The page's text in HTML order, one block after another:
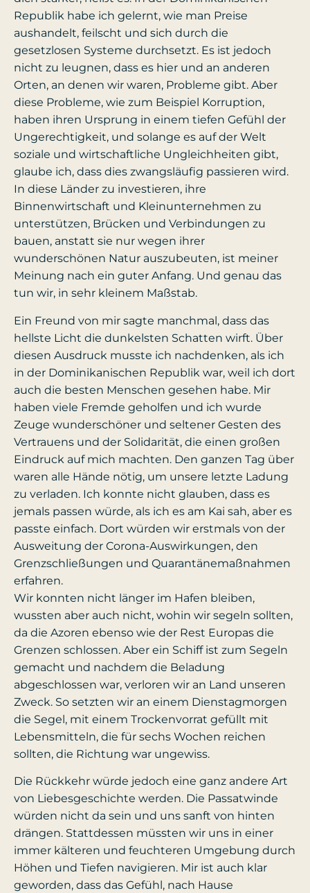
Republik habe ich gelernt, wie man Preise
aushandelt, feilscht und sich durch die
gesetzlosen Systeme durchsetzt. Es ist jedoch
nicht zu leugnen, dass es hier und an anderen
Orten, an denen wir waren, Probleme gibt. Aber
diese Probleme, wie zum Beispiel Korruption,
haben ihren Ursprung in einem tiefen Gefühl der
Ungerechtigkeit, und solange es auf der Welt
soziale und wirtschaftliche Ungleichheiten gibt,
glaube ich, dass dies zwangsläufig passieren wird.
In diese Länder zu investieren, ihre
Binnenwirtschaft und Kleinunternehmen zu
unterstützen, Brücken und Verbindungen zu
bauen, anstatt sie nur wegen ihrer
wunderschönen Natur auszubeuten, ist meiner
Meinung nach ein guter Anfang. Und genau das
tun wir, in sehr kleinem Maßstab.
Ein Freund von mir sagte manchmal, dass das
hellste Licht die dunkelsten Schatten wirft. Über
diesen Ausdruck musste ich nachdenken, als ich
in der Dominikanischen Republik war, weil ich dort
auch die besten Menschen gesehen habe. Mir
haben viele Fremde geholfen und ich wurde
Zeuge wunderschöner und seltener Gesten des
Vertrauens und der Solidarität, die einen großen
Eindruck auf mich machten. Den ganzen Tag über
waren alle Hände nötig, um unsere letzte Ladung
zu verladen. Ich konnte nicht glauben, dass es
jemals passen würde, als ich es am Kai sah, aber es
passte einfach. Dort würden wir erstmals von der
Ausweitung der Corona-Auswirkungen, den
Grenzschließungen und Quarantänemaßnahmen
erfahren.
Wir konnten nicht länger im Hafen bleiben,
wussten aber auch nicht, wohin wir segeln sollten,
da die Azoren ebenso wie der Rest Europas die
Grenzen schlossen. Aber ein Schiff ist zum Segeln
gemacht und nachdem die Beladung
abgeschlossen war, verloren wir an Land unseren
Zweck. So setzten wir an einem Dienstagmorgen
die Segel, mit einem Trockenvorrat gefüllt mit
Lebensmitteln, die für sechs Wochen reichen
sollten, die Richtung war ungewiss.
Die Rückkehr würde jedoch eine ganz andere Art
von Liebesgeschichte werden. Die Passatwinde
würden nicht da sein und uns sanft von hinten
drängen. Stattdessen müssten wir uns in einer
immer kälteren und feuchteren Umgebung durch
Höhen und Tiefen navigieren. Mir ist auch klar
geworden, dass das Gefühl, nach Hause